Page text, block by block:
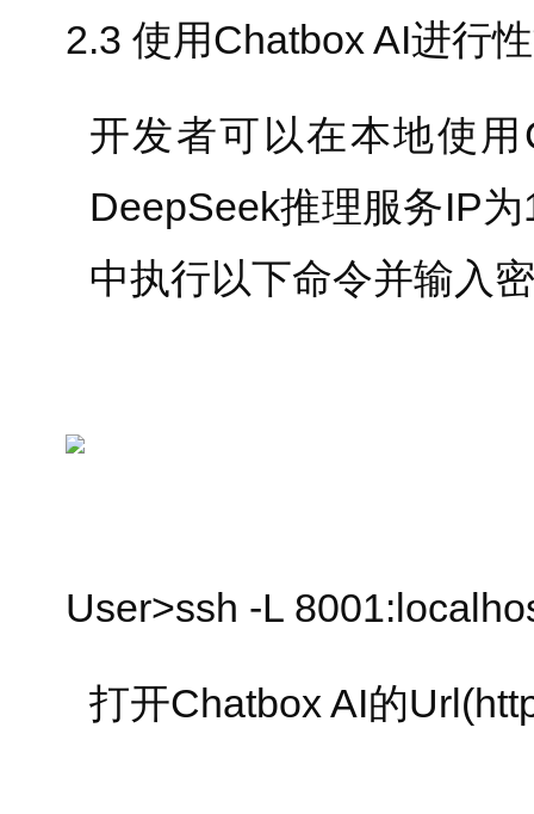
2.3 使用Chatbox AI进行
开发者可以在本地使
DeepSeek推理服务IP
中执行以下命令并输入
User>ssh -L
打开Chatbox AI的